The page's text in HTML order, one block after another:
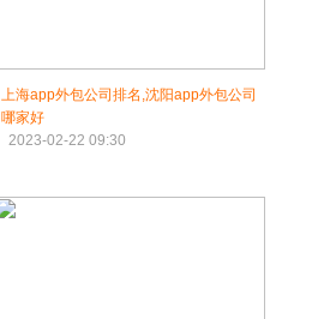
上海app外包公司排名,沈阳app外包公司
哪家好
2023-02-22 09:30